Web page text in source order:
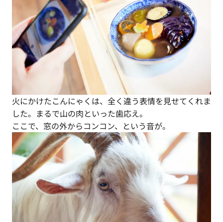
火にかけたこんにゃくは、全く違う表情を見せてくれま
した。まるで山の肉といった歯応え。
ここで、窓の外からコンコン、という音が。